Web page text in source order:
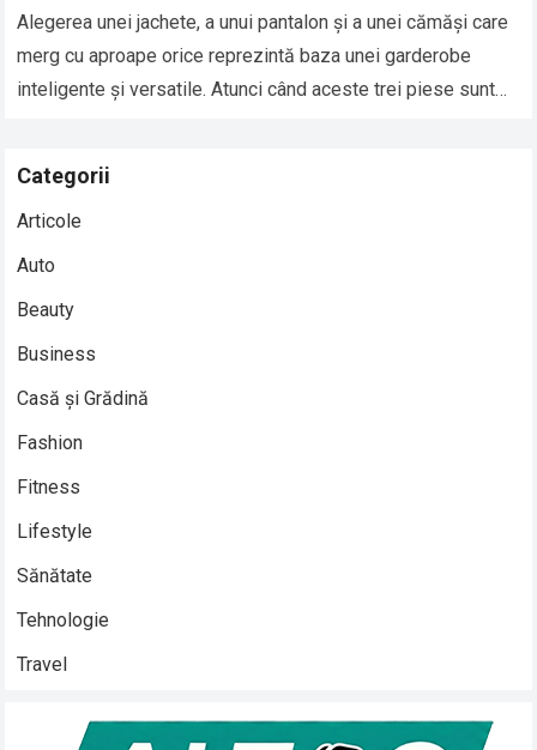
Alegerea unei jachete, a unui pantalon și a unei cămăși care
merg cu aproape orice reprezintă baza unei garderobe
inteligente și versatile. Atunci când aceste trei piese sunt
Categorii
Articole
Auto
Beauty
Business
Casă și Grădină
Fashion
Fitness
Lifestyle
Sănătate
Tehnologie
Travel